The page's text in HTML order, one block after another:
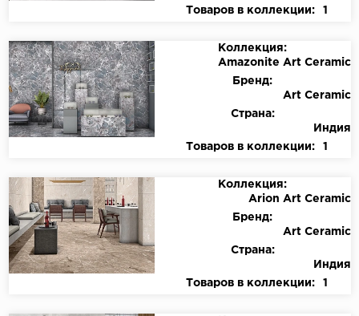
Товаров в коллекции:
1
Коллекция:
Amazonite Art Ceramic
Бренд:
Art Ceramic
Страна:
Индия
Товаров в коллекции:
1
Коллекция:
Arion Art Ceramic
Бренд:
Art Ceramic
Страна:
Индия
Товаров в коллекции:
1